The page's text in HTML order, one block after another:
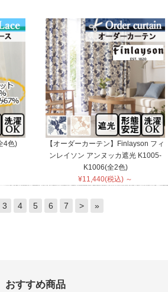
4色)
【オーダーカーテン】Finlayson フィ
ンレイソン アンヌッカ遮光 K1005-
K1006(全2色)
¥11,440(税込) ～
3 4 5 6 7 > »
おすすめ商品